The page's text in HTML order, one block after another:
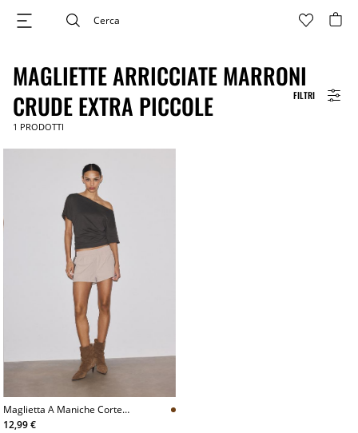
FILTRI
MAGLIETTE ARRICCIATE MARRONI
CRUDE EXTRA PICCOLE
1 PRODOTTI
Maglietta A Maniche Corte
Con Scollo A Barca E
12,99 €